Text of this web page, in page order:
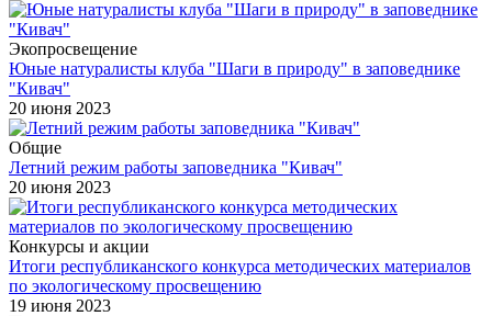
Экопросвещение
Юные натуралисты клуба "Шаги в природу" в заповеднике
"Кивач"
20 июня 2023
Общие
Летний режим работы заповедника "Кивач"
20 июня 2023
Конкурсы и акции
Итоги республиканского конкурса методических материалов
по экологическому просвещению
19 июня 2023